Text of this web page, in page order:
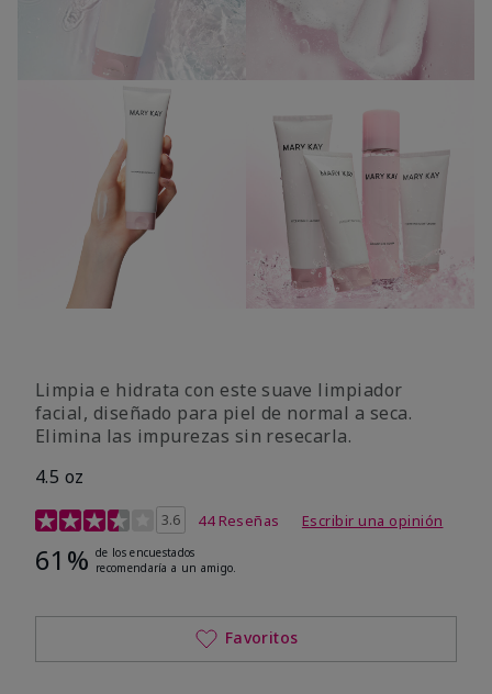
Limpia e hidrata con este suave limpiador
facial, diseñado para piel de normal a seca.
Elimina las impurezas sin resecarla.
4.5 oz
Calificación de clientes de 4 de 5
3.6 44 Reseñas Escribir una opinión
61% de los encuestados
recomendaría a un amigo.
Favoritos